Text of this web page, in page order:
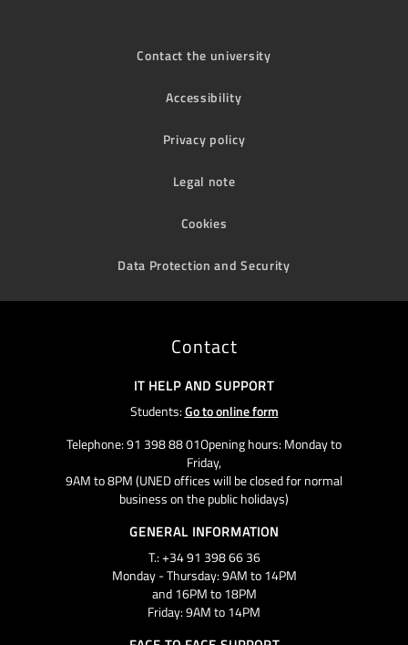
Contact the university
Accessibility
Privacy policy
Legal note
Cookies
Data Protection and Security
Contact
IT HELP AND SUPPORT
Students:Go to online form
Telephone: 91 398 88 01Opening hours: Monday to
Friday,
9AM to 8PM (UNED offices will be closed for normal
business on the public holidays)
GENERAL INFORMATION
T.: +34 91 398 66 36
Monday - Thursday: 9AM to 14PM
and 16PM to 18PM
Friday: 9AM to 14PM